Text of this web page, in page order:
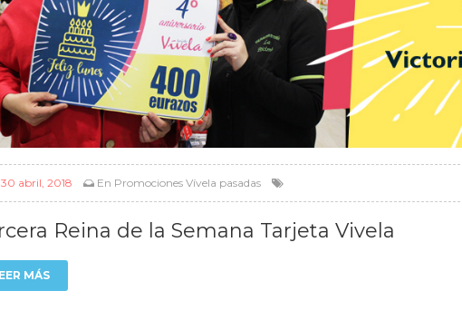
30 abril, 2018 En Promociones Vívela pasadas
Reina de la Semana Tarjeta Vivela
MÁS